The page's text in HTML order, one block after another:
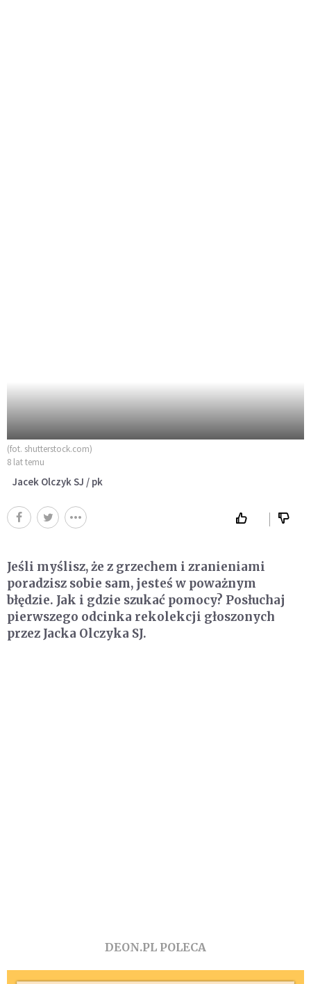
(fot. shutterstock.com)
8 lat temu
Jacek Olczyk SJ / pk
Jeśli myślisz, że z grzechem i zranieniami
poradzisz sobie sam, jesteś w poważnym
błędzie. Jak i gdzie szukać pomocy? Posłuchaj
pierwszego odcinka rekolekcji głoszonych
przez Jacka Olczyka SJ.
DEON.PL POLECA